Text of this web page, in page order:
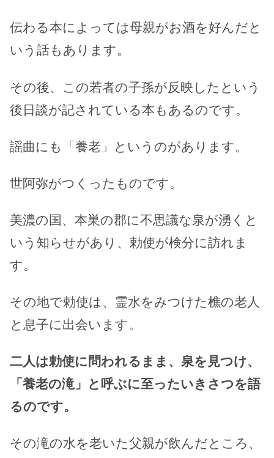
伝わる本によっては母親がお酒を好んだと
いう話もあります。
その後、この若者の子孫が反映したという
後日談が記されている本もあるのです。
謡曲にも「養老」というのがあります。
世阿弥がつくったものです。
美濃の国、本巣の郡に不思議な泉が湧くと
いう知らせがあり、勅使が検分に訪れま
す。
その地で勅使は、霊水をみつけた樵の老人
と息子に出会います。
二人は勅使に問われるまま、泉を見つけ、
「養老の滝」と呼ぶに至ったいきさつを語
るのです。
その滝の水を老いた父親が飲んだところ、